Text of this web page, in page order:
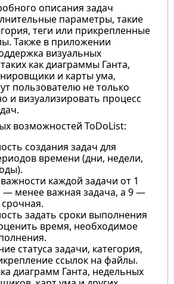
описания задач
параметры, такие
теги или прикрепленные
Также в приложении
визуальных
как диаграммы Ганта,
и карты ума,
пользователю не только
и визуализировать процесс
возможностей ToDoList:
создания задач для
времени (дни, недели,
каждой задачи от 1
— менее важная задача, а 9 —
задать сроки выполнения
время, необходимое
статуса задачи, категория,
ссылок на файлы.
диаграмм Ганта, недельных